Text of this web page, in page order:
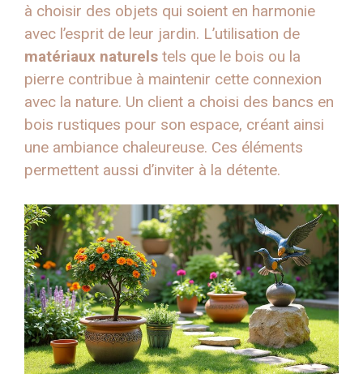
à choisir des objets qui soient en harmonie
avec l’esprit de leur jardin. L’utilisation de
matériaux naturels tels que le bois ou la
pierre contribue à maintenir cette connexion
avec la nature. Un client a choisi des bancs en
bois rustiques pour son espace, créant ainsi
une ambiance chaleureuse. Ces éléments
permettent aussi d’inviter à la détente.